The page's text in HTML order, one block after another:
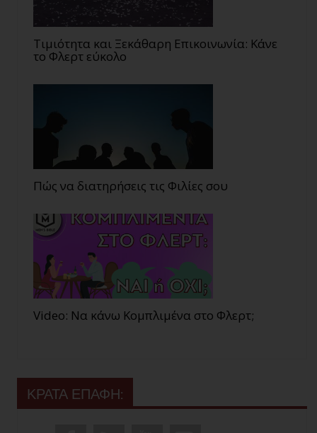
Τιμιότητα και Ξεκάθαρη Επικοινωνία: Κάνε
το Φλερτ εύκολο
Πώς να διατηρήσεις τις Φιλίες σου
Video: Να κάνω Κομπλιμένα στο Φλερτ;
ΚΡΑΤΑ ΕΠΑΦΗ: